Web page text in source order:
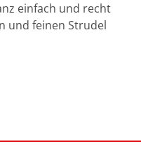
einfach und recht
und feinen Strudel